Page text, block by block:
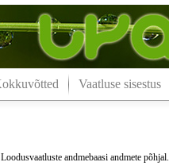
Vaatluse sisestus
andmebaasi andmete põhjal.